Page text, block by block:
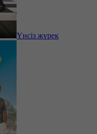
Үнсіз жүрек